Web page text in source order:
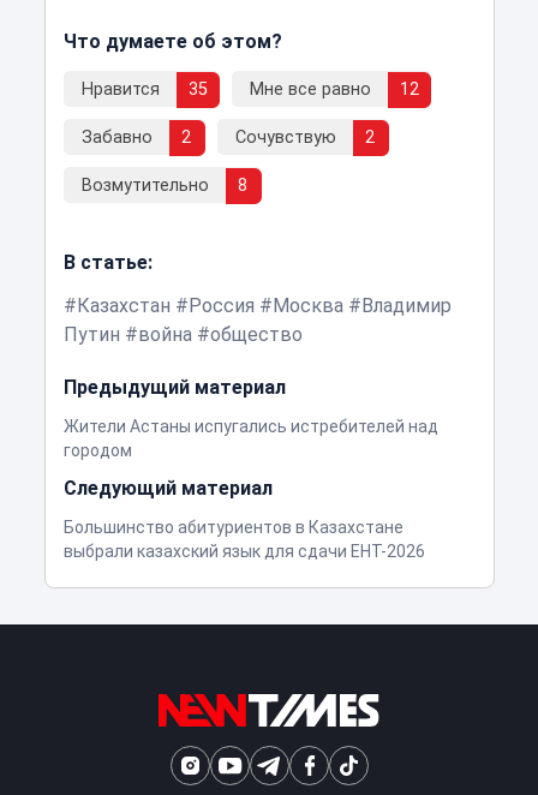
Что думаете об этом?
Нравится 35 Мне все равно 12
Забавно 2 Сочувствую 2
Возмутительно 8
В статье:
Казахстан
Россия Москва
Владимир
Путин
война общество
Предыдущий материал
Жители Астаны испугались истребителей над
городом
Следующий материал
Большинство абитуриентов в Казахстане
выбрали казахский язык для сдачи ЕНТ-2026